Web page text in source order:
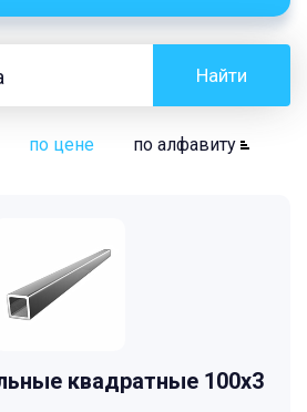
Найти
по цене по алфавиту
квадратные 100x3